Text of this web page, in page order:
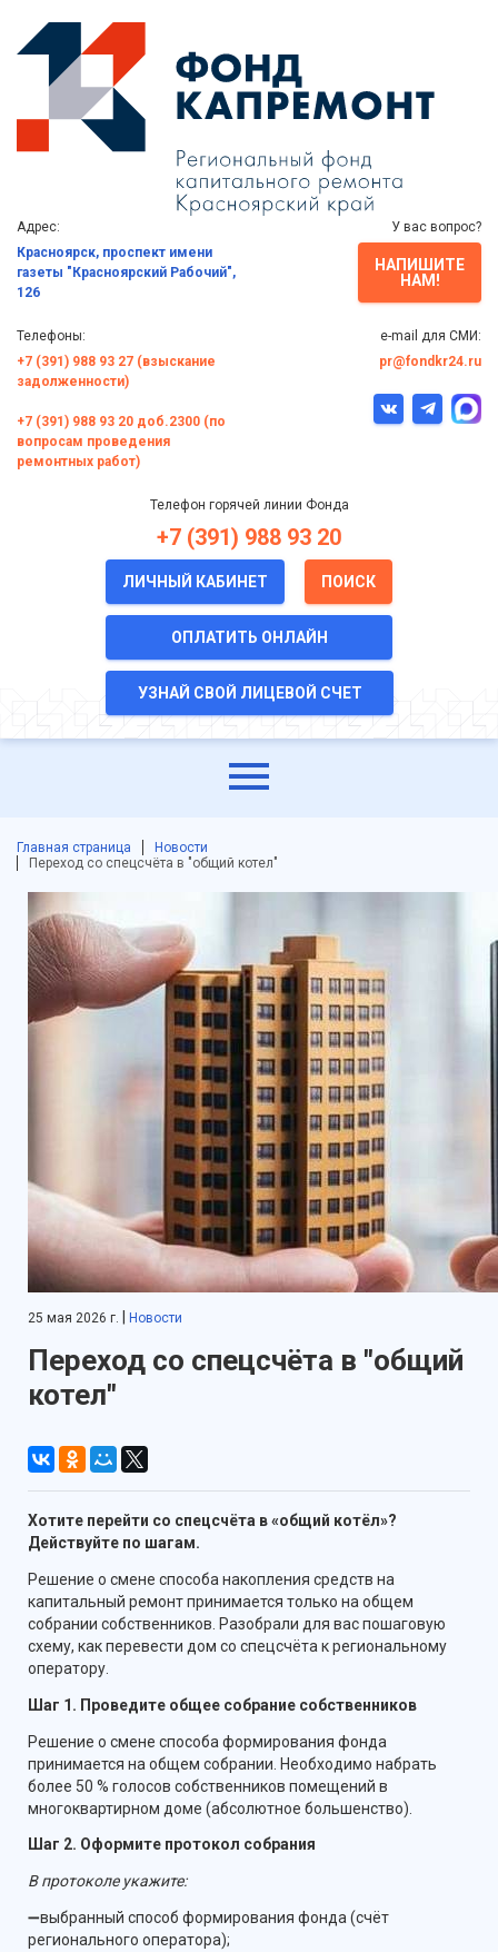
Адрес:
Красноярск, проспект имени
газеты "Красноярский Рабочий",
126
Телефоны:
+7 (391) 988 93 27 (взыскание
задолженности)
+7 (391) 988 93 20 доб.2300 (по
вопросам проведения
ремонтных работ)
У вас вопрос?
НАПИШИТЕ
НАМ!
e-mail для СМИ:
pr@fondkr24.ru
Телефон горячей линии Фонда
+7 (391) 988 93 20
ЛИЧНЫЙ КАБИНЕТ ПОИСК
ОПЛАТИТЬ ОНЛАЙН
УЗНАЙ СВОЙ ЛИЦЕВОЙ СЧЕТ
Главная страница
Новости
Переход со спецсчёта в "общий котел"
25 мая 2026 г. Новости
Переход со спецсчёта в "общий
котел"
Хотите перейти со спецсчёта в «общий котёл»?
Действуйте по шагам.
Решение о смене способа накопления средств на
капитальный ремонт принимается только на общем
собрании собственников. Разобрали для вас пошаговую
схему, как перевести дом со спецсчёта к региональному
оператору.
Шаг 1. Проведите общее собрание собственников
Решение о смене способа формирования фонда
принимается на общем собрании. Необходимо набрать
более 50 % голосов собственников помещений в
многоквартирном доме (абсолютное большенство).
Шаг 2. Оформите протокол собрания
В протоколе укажите:
➖выбранный способ формирования фонда (счёт
регионального оператора);